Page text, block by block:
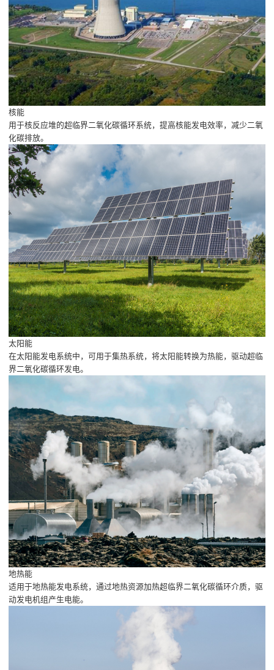
核能
用于核反应堆的超临界二氧化碳循环系统，提高核能发电效率，减少二氧
化碳排放。
太阳能
在太阳能发电系统中，可用于集热系统，将太阳能转换为热能，驱动超临
界二氧化碳循环发电。
地热能
适用于地热能发电系统，通过地热资源加热超临界二氧化碳循环介质，驱
动发电机组产生电能。